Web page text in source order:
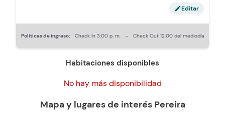
editEditar
Políticas de ingreso: Check In 3:00 p. m. - Check Out 12:00 del mediodía
Habitaciones disponibles
No hay más disponibilidad
Mapa y lugares de interés Pereira